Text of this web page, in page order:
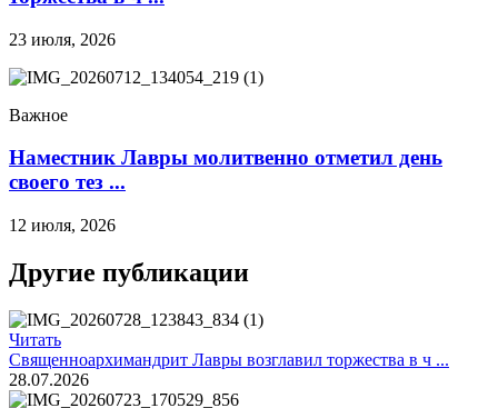
23 июля, 2026
Важное
Наместник Лавры молитвенно отметил день
своего тез ...
12 июля, 2026
Другие публикации
Читать
Священноархимандрит Лавры возглавил торжества в ч ...
28.07.2026